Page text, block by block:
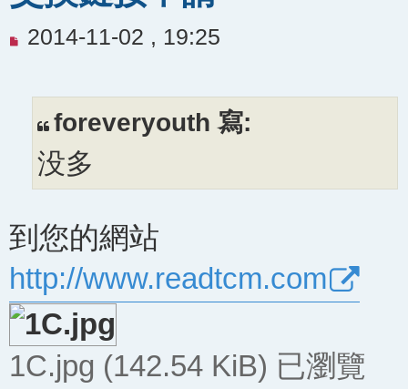
未
讀
文
章
2014-11-02 , 19:25
foreveryouth 寫:
没多
到您的網站
http://www.readtcm.com
1C.jpg (142.54 KiB) 已瀏覽